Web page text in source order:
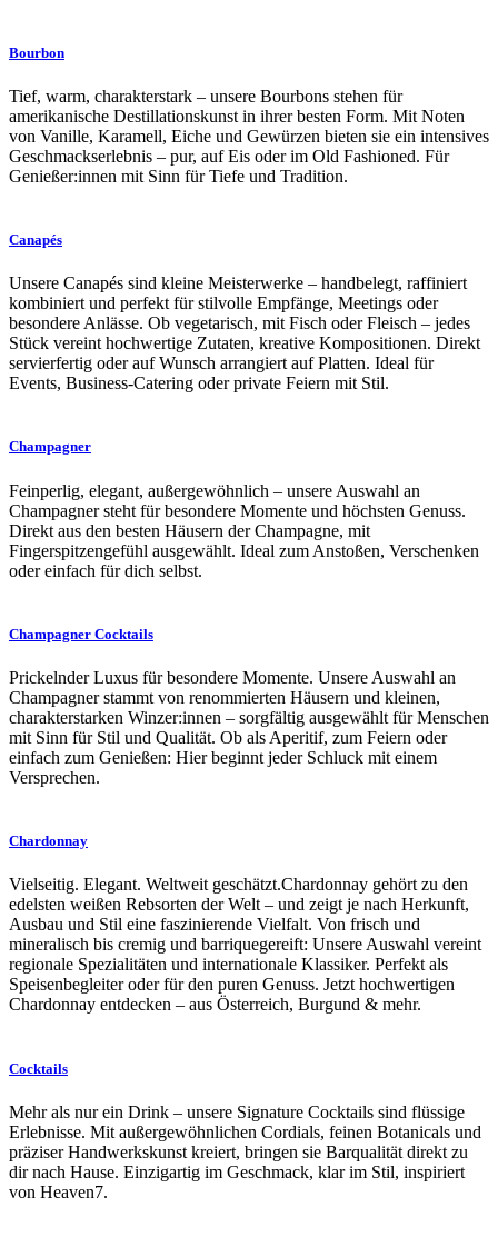
Bourbon
Tief, warm, charakterstark – unsere Bourbons stehen für
amerikanische Destillationskunst in ihrer besten Form. Mit Noten
von Vanille, Karamell, Eiche und Gewürzen bieten sie ein intensives
Geschmackserlebnis – pur, auf Eis oder im Old Fashioned. Für
Genießer:innen mit Sinn für Tiefe und Tradition.
Canapés
Unsere Canapés sind kleine Meisterwerke – handbelegt, raffiniert
kombiniert und perfekt für stilvolle Empfänge, Meetings oder
besondere Anlässe. Ob vegetarisch, mit Fisch oder Fleisch – jedes
Stück vereint hochwertige Zutaten, kreative Kompositionen. Direkt
servierfertig oder auf Wunsch arrangiert auf Platten. Ideal für
Events, Business-Catering oder private Feiern mit Stil.
Champagner
Feinperlig, elegant, außergewöhnlich – unsere Auswahl an
Champagner steht für besondere Momente und höchsten Genuss.
Direkt aus den besten Häusern der Champagne, mit
Fingerspitzengefühl ausgewählt. Ideal zum Anstoßen, Verschenken
oder einfach für dich selbst.
Champagner Cocktails
Prickelnder Luxus für besondere Momente. Unsere Auswahl an
Champagner stammt von renommierten Häusern und kleinen,
charakterstarken Winzer:innen – sorgfältig ausgewählt für Menschen
mit Sinn für Stil und Qualität. Ob als Aperitif, zum Feiern oder
einfach zum Genießen: Hier beginnt jeder Schluck mit einem
Versprechen.
Chardonnay
Vielseitig. Elegant. Weltweit geschätzt.Chardonnay gehört zu den
edelsten weißen Rebsorten der Welt – und zeigt je nach Herkunft,
Ausbau und Stil eine faszinierende Vielfalt. Von frisch und
mineralisch bis cremig und barriquegereift: Unsere Auswahl vereint
regionale Spezialitäten und internationale Klassiker. Perfekt als
Speisenbegleiter oder für den puren Genuss. Jetzt hochwertigen
Chardonnay entdecken – aus Österreich, Burgund & mehr.
Cocktails
Mehr als nur ein Drink – unsere Signature Cocktails sind flüssige
Erlebnisse. Mit außergewöhnlichen Cordials, feinen Botanicals und
präziser Handwerkskunst kreiert, bringen sie Barqualität direkt zu
dir nach Hause. Einzigartig im Geschmack, klar im Stil, inspiriert
von Heaven7.